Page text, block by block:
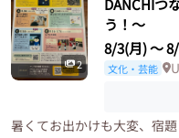
2
う！〜
8/3(月)〜
文化・芸能
暑くてお出かけも大変、宿